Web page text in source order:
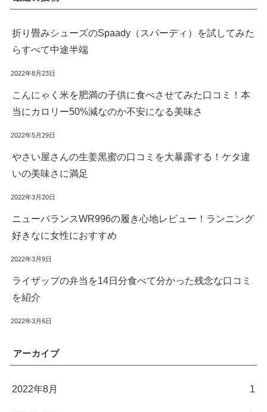
折り畳みシューズのSpaady（スパーディ）を試してみた
らすべて中途半端
2022年8月23日
こんにゃく米を肥満の子供に食べさせてみた口コミ！本
当にカロリー50%減なのか不安になる美味さ
2022年5月29日
やさい屋さんの生姜黒蜜の口コミを大暴露する！ケタ違
いの美味さに満足
2022年3月20日
ニューバランスWR996の履き心地レビュー！ランニング
好きなに女性におすすめ
2022年3月9日
ライザップの弁当を14日分食べて分かった残念な口コミ
を紹介
2022年3月6日
アーカイブ
2022年8月 1